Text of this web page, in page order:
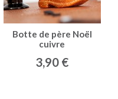
Botte de père Noël
cuivre
3,90 €